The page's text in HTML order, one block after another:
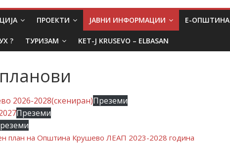
ПРОЕКТИ ЈАВНИ ИНФОРМАЦИИ Е-ОПШТИНА
? ТУРИЗАМ KET-J KRUSEVO – ELBASAN
2026-2028(скениран)Преземи
Преземи
план на Општина Крушево ЛЕАП 2023-2028 година